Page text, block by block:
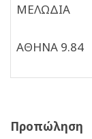
Προπώληση